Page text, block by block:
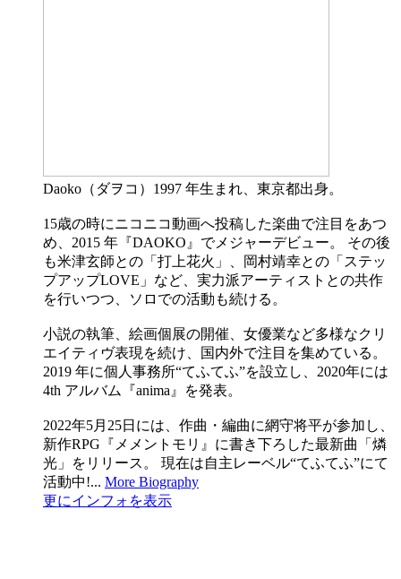
Daoko（ダヲコ）1997 年⽣まれ、東京都出⾝。
15歳の時にニコニコ動画へ投稿した楽曲で注⽬をあつ
め、2015 年『DAOKO』でメジャーデビュー。 その後
も⽶津⽞師との「打上花⽕」、岡村靖幸との「ステッ
プアップLOVE」など、実⼒派アーティストとの共作
を⾏いつつ、ソロでの活動も続ける。
⼩説の執筆、絵画個展の開催、女優業など多様なクリ
エイティヴ表現を続け、国内外で注⽬を集めている。
2019 年に個⼈事務所“てふてふ”を設⽴し、2020年には
4th アルバム『anima』を発表。
2022年5月25日には、作曲・編曲に網守将平が参加し、
新作RPG『メメントモリ』に書き下ろした最新曲「燐
光」をリリース。 現在は自主レーベル“てふてふ”にて
活動中!... More Biography
更にインフォを表示